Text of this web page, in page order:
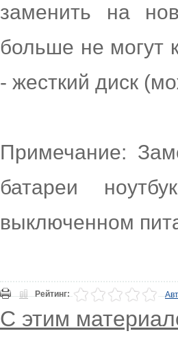
заменить на
больше не могут
- жесткий диск
Примечание:
батареи
выключенном
Рейтинг:
С этим